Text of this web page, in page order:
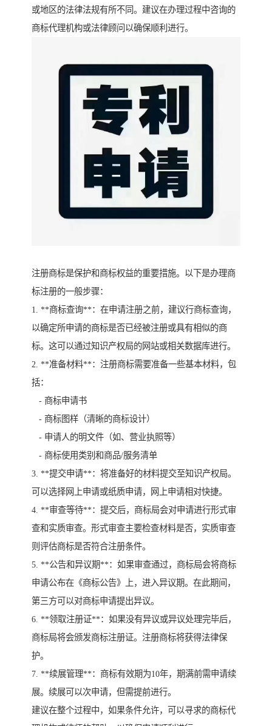
或地区的法律法规有所不同。建议在办理过程中咨询的
商标代理机构或法律顾问以确保顺利进行。
注册商标是保护和商标权益的重要措施。以下是办理商
标注册的一般步骤：
1. **商标查询**：在申请注册之前，建议行商标查询，
以确定所申请的商标是否已经被注册或具有相似的商
标。这可以通过知识产权局的网站或相关数据库进行。
2. **准备材料**：注册商标需要准备一些基本材料，包
括：
- 商标申请书
- 商标图样（清晰的商标设计）
- 申请人的明文件（如、营业执照等）
- 商标使用类别和商品/服务清单
3. **提交申请**：将准备好的材料提交至知识产权局。
可以选择网上申请或纸质申请，网上申请相对快捷。
4. **审查等待**：提交后，商标局会对申请进行形式审
查和实质审查。形式审查主要检查材料是否，实质审查
则评估商标是否符合注册条件。
5. **公告和异议期**：如果审查通过，商标局会将商标
申请公布在《商标公告》上，进入异议期。在此期间，
第三方可以对商标申请提出异议。
6. **领取注册证**：如果没有异议或异议处理完毕后，
商标局将会颁发商标注册证。注册商标将获得法律保
护。
7. **续展管理**：商标有效期为10年，期满前需申请续
展。续展可以次申请，但需提前进行。
建议在整个过程中，如果条件允许，可以寻求的商标代